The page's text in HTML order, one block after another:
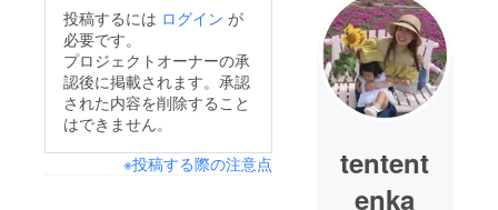
投稿するには ログイン が
必要です。
プロジェクトオーナーの承
認後に掲載されます。承認
された内容を削除すること
はできません。
※投稿する際の注意点
tentent
enka